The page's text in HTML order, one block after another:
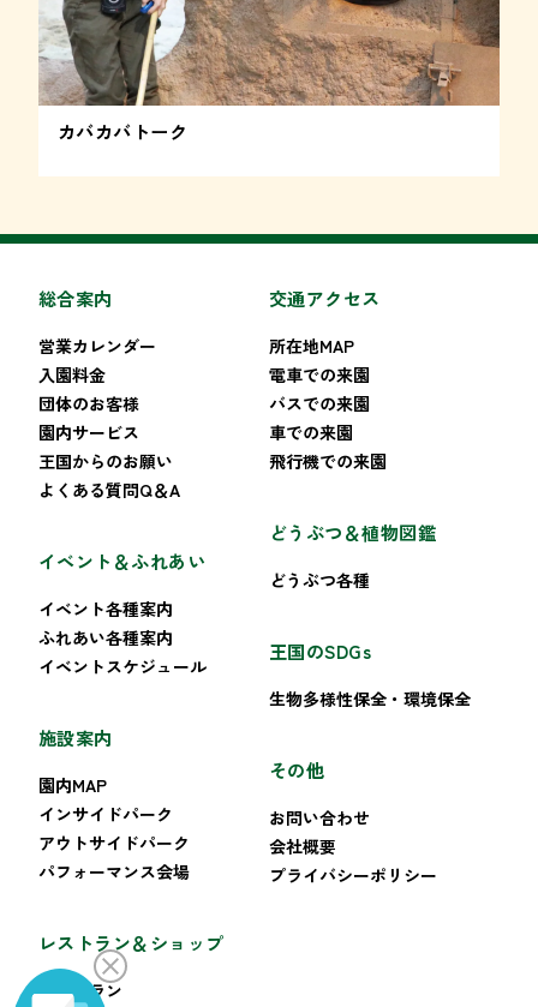
カバカバトーク
総合案内
営業カレンダー
入園料金
団体のお客様
園内サービス
王国からのお願い
よくある質問Q＆A
イベント＆ふれあい
イベント各種案内
ふれあい各種案内
イベントスケジュール
施設案内
園内MAP
インサイドパーク
アウトサイドパーク
パフォーマンス会場
レストラン＆ショップ
レストラン
交通アクセス
所在地MAP
電車での来園
バスでの来園
車での来園
飛行機での来園
どうぶつ＆植物図鑑
どうぶつ各種
王国のSDGs
生物多様性保全・環境保全
その他
お問い合わせ
会社概要
プライバシーポリシー